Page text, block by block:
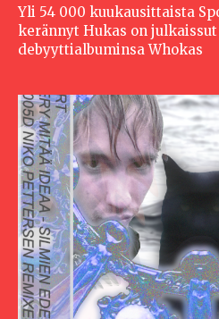
Yli 54 000 kuukausittaista
kerännyt Hukas on
debyyttialbuminsa Whokas